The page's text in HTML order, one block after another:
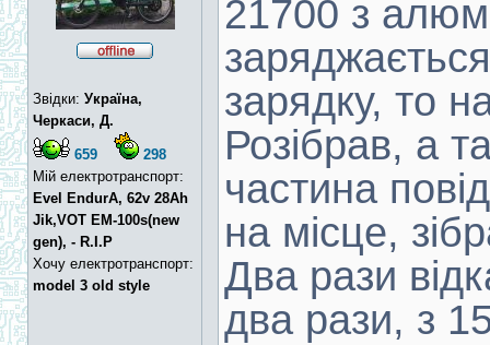
Звідки: Україна,
Черкаси, Д.
659
298
Мій електротранспорт:
Evel EndurA, 62v 28Ah
Jik,VOT EM-100s(new
gen), - R.I.P
Хочу електротранспорт:
model 3 old style
21700 з
зарядку, то
Розібрав, а
частина
на місце,
Два рази
два рази, з